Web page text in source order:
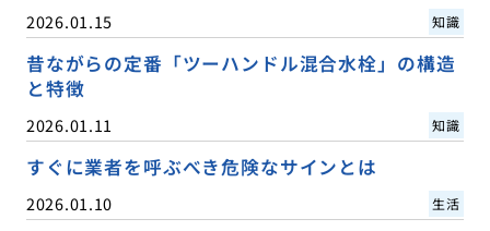
2026.01.15 知識
昔ながらの定番「ツーハンドル混合水栓」の構造
と特徴
2026.01.11 知識
すぐに業者を呼ぶべき危険なサインとは
2026.01.10 生活